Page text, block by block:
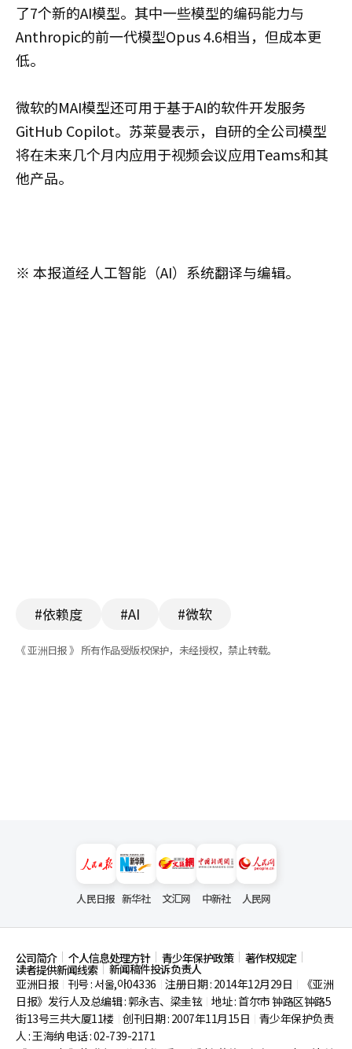
了7个新的AI模型。其中一些模型的编码能力与
Anthropic的前一代模型Opus 4.6相当，但成本更
低。
微软的MAI模型还可用于基于AI的软件开发服务
GitHub Copilot。苏莱曼表示，自研的全公司模型
将在未来几个月内应用于视频会议应用Teams和其
他产品。
※ 本报道经人工智能（AI）系统翻译与编辑。
#依赖度 #AI #微软
《 亚洲日报 》 所有作品受版权保护，未经授权，禁止转载。
人民日报 新华社 文汇网 中新社 人民网
公司简介 个人信息处理方针 青少年保护政策 著作权规定
读者提供新闻线索
新闻稿件投诉负责人
亚洲日报
刊号 : 서울,아04336 注册日期 : 2014年12月29日
《亚洲
日报》发行人及总编辑 : 郭永吉、梁圭铉 地址 : 首尔市钟路区钟路5
街13号三共大厦11楼 创刊日期 : 2007年11月15日
青少年保护负责
人 : 王海纳 电话 : 02-739-2171